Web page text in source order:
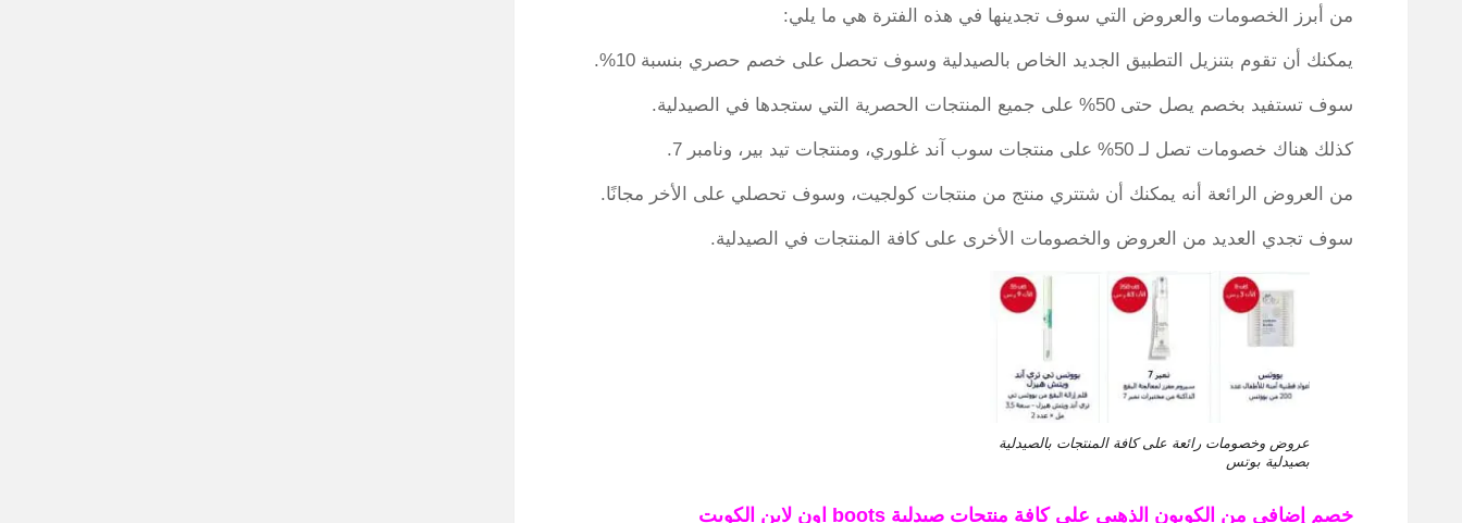
من أبرز الخصومات والعروض التي سوف تجدينها في هذه الفترة هي ما يلي:
يمكنك أن تقوم بتنزيل التطبيق الجديد الخاص بالصيدلية وسوف تحصل على خصم حصري بنسبة 10%.
سوف تستفيد بخصم يصل حتى 50% على جميع المنتجات الحصرية التي ستجدها في الصيدلية.
كذلك هناك خصومات تصل لـ 50% على منتجات سوب آند غلوري، ومنتجات تيد بير، ونامبر 7.
من العروض الرائعة أنه يمكنك أن شتتري منتج من منتجات كولجيت، وسوف تحصلي على الأخر مجانًا.
سوف تجدي العديد من العروض والخصومات الأخرى على كافة المنتجات في الصيدلية.
عروض وخصومات رائعة على كافة المنتجات بالصيدلية
بصيدلية بوتس
خصم إضافي من الكوبون الذهبي على كافة منتجات صيدلية boots اون لاين الكويت